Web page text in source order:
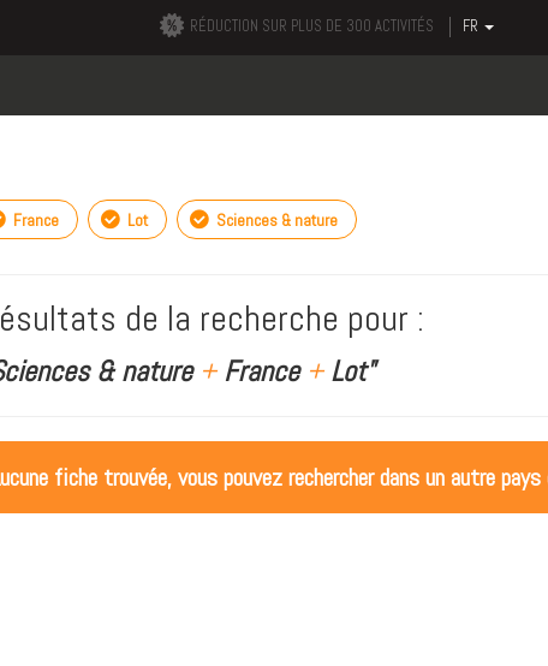
RÉDUCTION SUR PLUS DE 300 ACTIVITÉS FR
France Lot Sciences & nature
de la recherche pour :
& nature +France +Lot"
fiche trouvée, vous pouvez rechercher dans un autre